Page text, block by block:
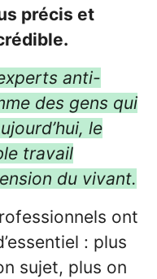
précis et
anti-
des gens qui
le
travail
du vivant.
ont
: plus
sujet, plus on